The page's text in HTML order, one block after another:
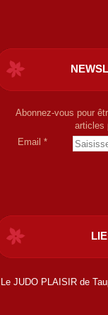
Abonnez-vous pour
articles
Email
Le JUDO PLAISIR de